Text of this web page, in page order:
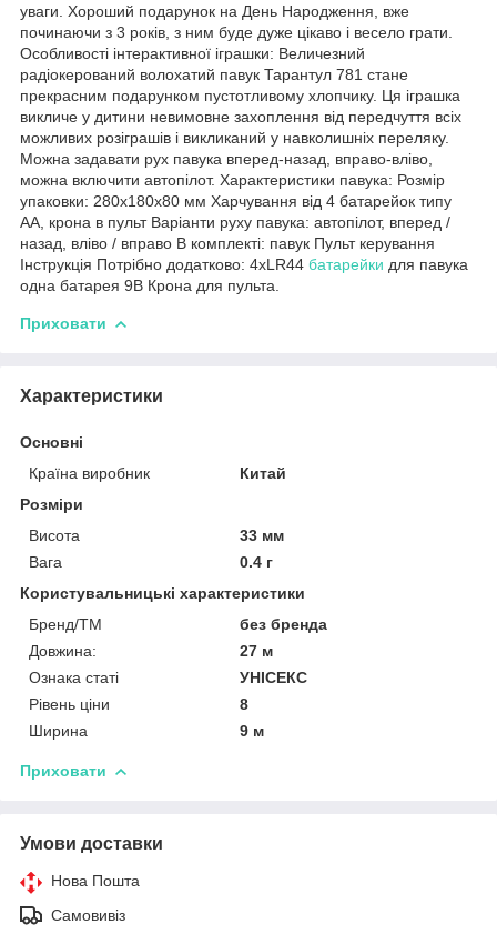
уваги. Хороший подарунок на День Народження, вже
починаючи з 3 років, з ним буде дуже цікаво і весело грати.
Особливості інтерактивної іграшки: Величезний
радіокерований волохатий павук Тарантул 781 стане
прекрасним подарунком пустотливому хлопчику. Ця іграшка
викличе у дитини невимовне захоплення від передчуття всіх
можливих розіграшів і викликаний у навколишніх переляку.
Можна задавати рух павука вперед-назад, вправо-вліво,
можна включити автопілот. Характеристики павука: Розмір
упаковки: 280х180х80 мм Харчування від 4 батарейок типу
АА, крона в пульт Варіанти руху павука: автопілот, вперед /
назад, вліво / вправо В комплекті: павук Пульт керування
Інструкція Потрібно додатково: 4xLR44 батарейки для павука
одна батарея 9В Крона для пульта.
Приховати
Характеристики
Основні
Країна виробник
Китай
Розміри
Висота
33 мм
Вага
0.4 г
Користувальницькі характеристики
Бренд/ТМ
без бренда
Довжина:
27 м
Ознака статі
УНІСЕКС
Рівень ціни
8
Ширина
9 м
Приховати
Умови доставки
Нова Пошта
Самовивіз